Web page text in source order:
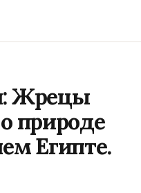
Жрецы
природе
Египте.